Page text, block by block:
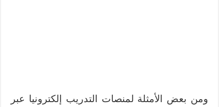
ومن بعض الأمثلة لمنصات التدريب إلكترونيا عبر